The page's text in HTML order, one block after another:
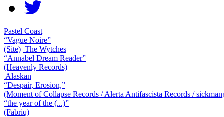
Pastel Coast
“Vague Noire”
(Site) The Wytches
“Annabel Dream Reader”
(Heavenly Records)
Alaskan
“Despair, Erosion,”
(Moment of Collapse Records / Alerta Antifascista Records /
“the year of the (...)”
(Fabriq)